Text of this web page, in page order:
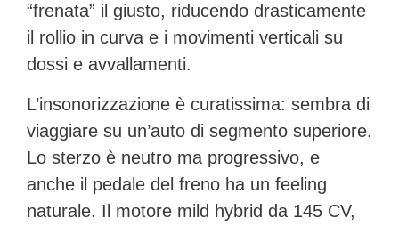
“frenata” il giusto, riducendo drasticamente
il rollio in curva e i movimenti verticali su
dossi e avvallamenti.
L’insonorizzazione è curatissima: sembra di
viaggiare su un’auto di segmento superiore.
Lo sterzo è neutro ma progressivo, e
anche il pedale del freno ha un feeling
naturale. Il motore mild hybrid da 145 CV,